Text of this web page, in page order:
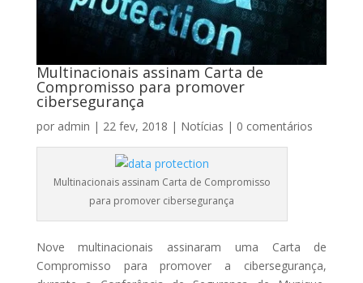
Multinacionais assinam Carta de
Compromisso para promover
cibersegurança
por admin | 22 fev, 2018 | Notícias | 0 comentários
Multinacionais assinam Carta de Compromisso
para promover cibersegurança
Nove multinacionais assinaram uma Carta de
Compromisso para promover a cibersegurança,